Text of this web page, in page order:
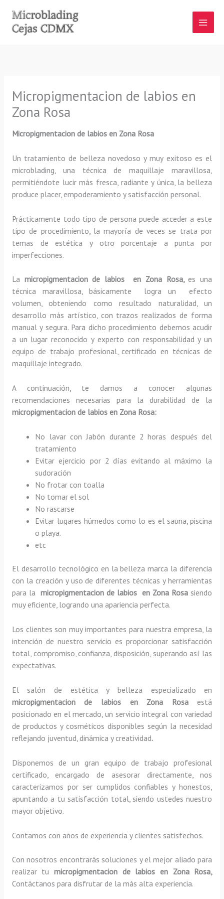
contenido
Micropigmentacion de labios en
Zona Rosa
Micropigmentacion de labios en Zona Rosa
Un tratamiento de belleza novedoso y muy exitoso es el
microblading, una técnica de maquillaje maravillosa,
permitiéndote lucir más fresca, radiante y única, la belleza
produce placer, empoderamiento y satisfacción personal.
Prácticamente todo tipo de persona puede acceder a este
tipo de procedimiento, la mayoría de veces se trata por
temas de estética y otro porcentaje a punta por
imperfecciones.
La micropigmentacion de labios en Zona Rosa, es una
técnica maravillosa, básicamente
logra un efecto
volumen, obteniendo como resultado naturalidad, un
desarrollo más artístico, con trazos realizados de forma
manual y segura. Para dicho procedimiento debemos acudir
a un lugar reconocido y experto con responsabilidad y un
equipo de trabajo profesional, certificado en técnicas de
maquillaje integrado.
A continuación, te damos a conocer algunas
recomendaciones necesarias para la durabilidad de la
micropigmentacion de labios en Zona Rosa:
No lavar con Jabón durante 2 horas después del
tratamiento
Evitar ejercicio por 2 días evitando al máximo la
sudoración
No frotar con toalla
No tomar el sol
No rascarse
Evitar lugares húmedos como lo es el sauna, piscina
o playa.
etc
El desarrollo tecnológico en la belleza marca la diferencia
con la creación y uso de diferentes técnicas y herramientas
para la micropigmentacion de labios en Zona Rosa siendo
muy eficiente, logrando una apariencia perfecta.
Los clientes son muy importantes para nuestra empresa, la
intención de nuestro servicio es proporcionar satisfacción
total, compromiso, confianza, disposición, superando así las
expectativas.
El salón de estética y belleza especializado en
micropigmentacion de labios en Zona Rosaestá
posicionado en el mercado, un servicio integral con variedad
de productos y cosméticos disponibles según la necesidad
reflejando juventud, dinámica y creatividad.
Disponemos de un gran equipo de trabajo profesional
certificado, encargado de asesorar directamente, nos
caracterizamos por ser cumplidos confiables y honestos,
apuntando a tu satisfacción total, siendo ustedes nuestro
mayor objetivo.
Contamos con años de experiencia y clientes satisfechos.
Con nosotros encontrarás soluciones y el mejor aliado para
realizar tumicropigmentacion de labios en Zona Rosa,
Contáctanos para disfrutar de la más alta experiencia.